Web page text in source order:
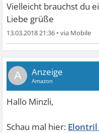
Vielleicht brauchst du
Liebe grüße
13.03.2018 21:36 •
A
Elontril